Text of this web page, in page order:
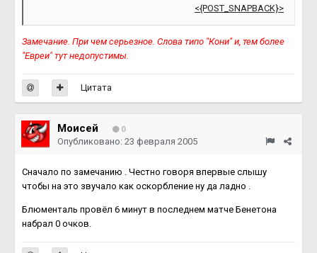
<{POST_SNAPBACK}>
Замечание. При чем серьезное. Слова типо "Кони" и, тем более
"Евреи" тут недопустимы.
Цитата
Моисей 0
Опубликовано: 23 февраля 2005
Сначало по замечанию . Честно говоря впервые слышу
чтобы на это звучало как оскорбление ну да ладно .
Блюменталь провёл 6 минут в последнем матче Бенетона
набрал 0 очков.